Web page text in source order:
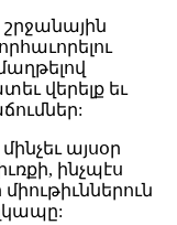
վերելք եւ
այսօր
ինչպէս